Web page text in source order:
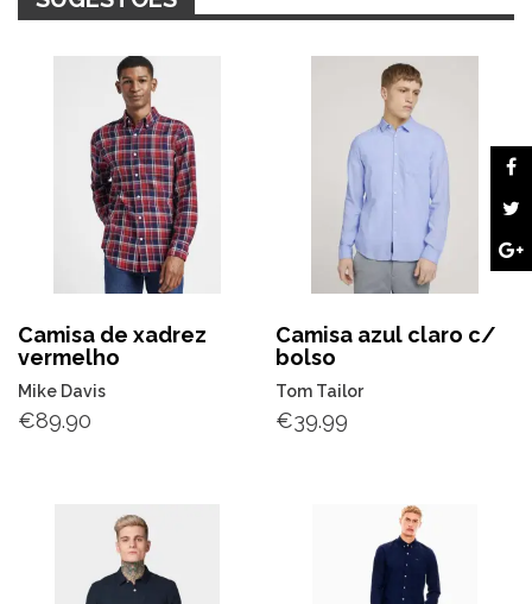
Camisa de xadrez
vermelho
Mike Davis
€89.90
Camisa azul claro c/
bolso
Tom Tailor
€39.99